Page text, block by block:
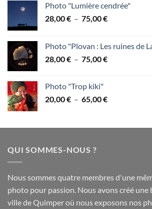
Photo "Lumière cendrée"
28,00€ – 75,00€Plage
28,00 €
à
Photo "Plovan : Les ruines de
28,00€ – 75,00€Plage
à
Photo "Trop kiki"
20,00€ – 65,00€Plage
20,00 €
QUI SOMMES-NOUS ?
Nous sommes quatre membres d'une
photo pour passion. Nous avons créé
ville de Quimper où nous exposons nos